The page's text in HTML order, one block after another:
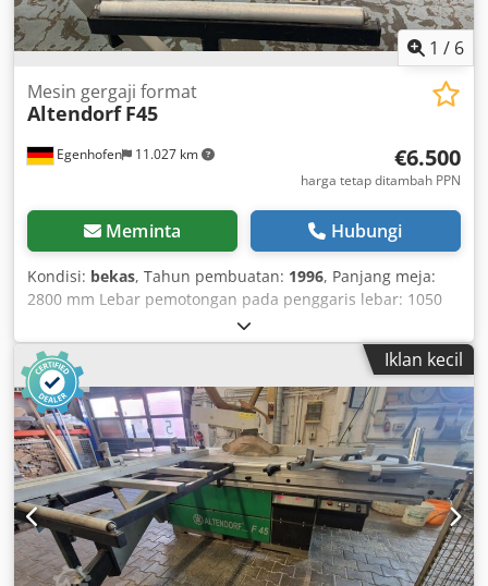
1 / 6
Egenhofen 11.027 km
Mesin gergaji format
Altendorf F45
€6.500
harga tetap ditambah PPN
Meminta Hubungi
Kondisi: bekas, Tahun pembuatan: 1996, Panjang meja:
2800 mm Lebar pemotongan pada penggaris lebar: 1050
mm Lebar pemotongan pada penggaris panjang: 2800 mm
Kedalaman pemotongan: 145 mm Alat penanda awal: tidak
Cjdpfx Agjzqyx Esmoha Pengaturan ketinggian mata
gergaji: manual / hidraulik Pengaturan kemiringan mata
gergaji: manual / hidraulik Pengaturan penggaris lebar:
manual Tampilan sudut mata gergaji: Digital Tampilan
tinggi pemotongan: - Tampilan penggaris lebar: Skala
Tampilan penggaris panjang: Skala Diameter mata gergaji:
Jumlah kecepatan putaran: 4 Daya motor: 5,5 kW Rem
motor: ya Sambungan penyedot debu: 80 mm dan 120 mm
Panjang mesin: 3000 mm Lebar mesin: 1700 mm Berat:
1000 kg
Iklan kecil